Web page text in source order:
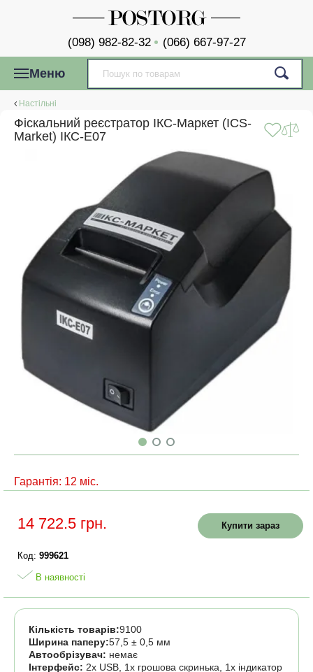
(098) 982-82-32 (066) 667-97-27
Меню
Настільні
Фіскальний реєстратор ІКС-Маркет (ICS-
Market) ІКС-Е07
Гарантія: 12 міс.
14 722.5 грн. Купити зараз
Код: 999621
В наявності
Кількість товарів:9100
Ширина паперу:57,5 ± 0,5 мм
Автообрізувач: немає
Інтерфейс: 2x USB, 1x грошова скринька, 1х індикатор